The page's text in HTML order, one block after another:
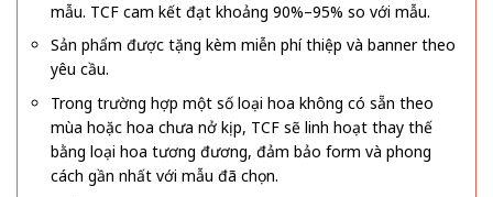
mẫu. TCF cam kết đạt khoảng 90%–95% so với mẫu.
Sản phẩm được tặng kèm miễn phí thiệp và banner theo
yêu cầu.
Trong trường hợp một số loại hoa không có sẵn theo
mùa hoặc hoa chưa nở kịp, TCF sẽ linh hoạt thay thế
bằng loại hoa tương đương, đảm bảo form và phong
cách gần nhất với mẫu đã chọn.